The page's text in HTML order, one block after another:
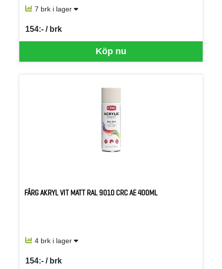
7 brk i lager
Köp nu
154:- / brk
SEK per BRK
FÄRG AKRYL VIT MATT RAL 9010 CRC AE 400ML
4 brk i lager
154:- / brk
SEK per BRK